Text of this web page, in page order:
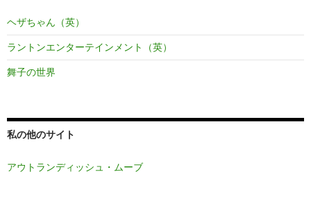
ヘザちゃん（英）
ラントンエンターテインメント（英）
舞子の世界
私の他のサイト
アウトランディッシュ・ムーブ